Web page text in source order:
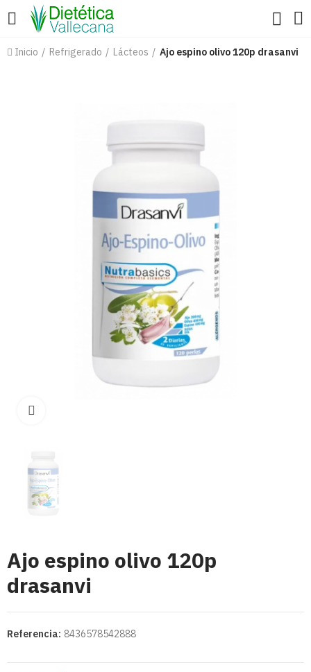
Inicio Refrigerado Lácteos Ajo espino olivo 120p drasanvi
Ajo espino olivo 120p
drasanvi
Referencia: 8436578542888